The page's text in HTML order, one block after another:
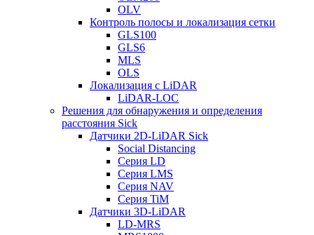
OLV
Контроль полосы и локализация сетки
GLS100
GLS6
MLS
OLS
Локализация с LiDAR
LiDAR-LOC
Решения для обнаружения и определения
расстояния Sick
Датчики 2D-LiDAR Sick
Social Distancing
Серия LD
Серия LMS
Серия NAV
Серия TiM
Датчики 3D-LiDAR
LD-MRS